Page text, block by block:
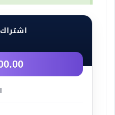
زيت المحركهو زيت
الداخلي. الغرض الأساسي
وتبريد المحرك بإبعاد
فقدان الزيت او ظهور رمز
زيت المحرك يجب
يصاب
اشتراك 7 ايام
kr